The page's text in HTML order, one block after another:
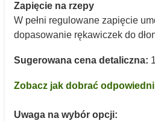
Zapięcie na rzepy
W pełni regulowane zapięcie
dopasowanie rękawiczek do
Sugerowana cena detaliczna:
Zobacz jak dobrać
Uwaga na wybór opcji: